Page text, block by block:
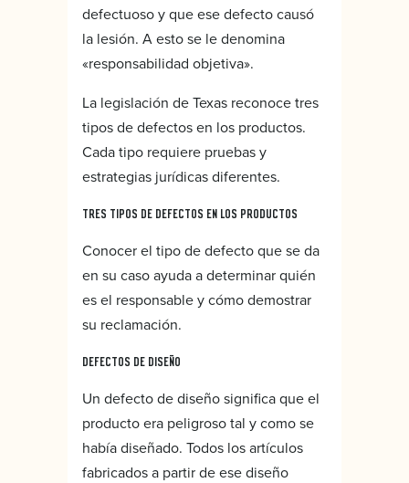
defectuoso y que ese defecto causó
la lesión. A esto se le denomina
«responsabilidad objetiva».
La legislación de Texas reconoce tres
tipos de defectos en los productos.
Cada tipo requiere pruebas y
estrategias jurídicas diferentes.
TRES TIPOS DE DEFECTOS EN LOS PRODUCTOS
Conocer el tipo de defecto que se da
en su caso ayuda a determinar quién
es el responsable y cómo demostrar
su reclamación.
DEFECTOS DE DISEÑO
Un defecto de diseño significa que el
producto era peligroso tal y como se
había diseñado. Todos los artículos
fabricados a partir de ese diseño